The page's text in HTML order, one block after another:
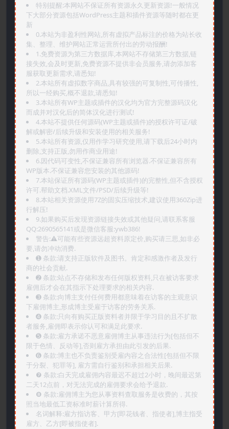
特别提醒:本网站不保证所有资源永久更新资源!一般情况
下大部分资源包括WordPress主题和插件资源等随时都在更
新
0.本站为非盈利性网站,所有虚拟产品标注的价格为站长收
集、整理、维护网站正常运营所付出的劳动报酬!
1.免费资源为第三方数据库,本网站不存储第三方数据,链
接失效,会及时更新,免费资源不提供非会员服务,请勿添加客
服获取更新需求,请悉知!
2.本站所有虚拟数字商品,具有较强的可复制性,可传播性,
所以一经购买,概不退款,请悉知!
3.本站所有WP主题或插件的汉化均为官方完整源码汉化
而成并对汉化后的简体汉化进行测试!
4.本站不提供任何源码(WP主题或插件)的授权许可证/破
解或解密/后续升级和安装使用的相关服务!
5.本站所有资源,仅用作学习研究使用,请下载后24小时内
删除,支持正版,勿用作商业用途!
6.因代码可变性,不保证兼容所有浏览器.不保证兼容所有
WP版本.不保证兼容您安装的其他源码!
7.本站保证所有源码(WP主题或插件)的完整性,但不含授权
许可.帮助文档.XML文件/PSD/后续升级等!
8.本站相关资源使用7Z的固实压缩技术,建议使用360Zip进
行解压!
9.如果购买后发现资源链接失效或其他疑问,请联系客服
QQ:2690565141或是微信客服:ywb386!
警告:⚠️可能有些资源远超资料原定价,购买请三思,如非必
要,请勿冲动消费.
➊️ 条款:请支持正版软件及图书。肯定和感激作者及发行
商的社会贡献.
➋️ 条款:站点不存储和发布任何版权资料,只在被访客要求
雇佣后才会在其指示下处理要求的相关内容.
➌️ 条款:向博主支付任何费用都意味着在访客的主观意识
下雇佣博主,形成博主受雇于访客的劳务关系.
➍️ 条款:只向有购买正版资料者并限于学习目的且不扩散
者服务,雇佣即表示你认可和满足此要求.
➎ 条款:雇方承诺不恶意雇佣博主从事违法行为[包括但不
限于色情、反动等],否则雇方承担由此引发的后果.
➏️ 条款:博主也不负责鉴别受雇内容之合法性[包括但不限
于分裂、犯罪等], 雇方需自行鉴别和承担相关后果.
❼ 条款:白天完成雇佣内容最迟不超过2小时，晚间最迟第
二天12点前，对无法完成的雇佣要求会给予退款.
❽ 条款:雇佣博主为您从事资料查取服务是收费的，其按
照当地最低工资标准时薪计算所得.
名词解释:雇方指访客、甲方[即花钱者、指使者],博主指受
雇方、乙方[即被指使者].